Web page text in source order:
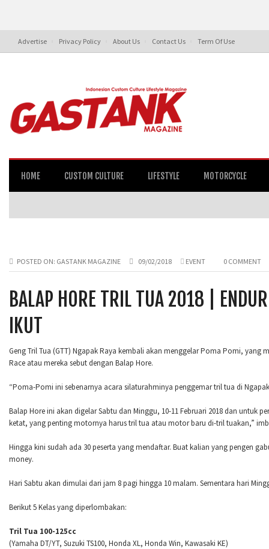
Advertise Privacy Policy About Us Contact Us Term Of Use
HOME CUSTOM CULTURE LIFESTYLE MOTORCYCLE
POSTED ON: GASTANK MAGAZINE 09/02/2018 EVENT 0 COMMENT
BALAP HORE TRIL TUA 2018 |
IKUT
Geng Tril Tua (GTT) Ngapak Raya kembali akan menggelar Poma Pomi,
Race atau mereka sebut dengan Balap Hore.
“Poma-Pomi ini sebenarnya acara silaturahminya penggemar tril tua di
Balap Hore ini akan digelar Sabtu dan Minggu, 10-11 Februari 2018 dan untuk
ketat, yang penting motornya harus tril tua atau motor baru di-tril tuakan,”
Hingga kini sudah ada 30 peserta yang mendaftar. Buat kalian yang pengen
money.
Hari Sabtu akan dimulai dari jam 8 pagi hingga 10 malam. Sementara hari
Berikut 5 Kelas yang diperlombakan:
Tril Tua 100-125cc
(Yamaha DT/YT, Suzuki TS100, Honda XL, Honda Win, Kawasaki KE)